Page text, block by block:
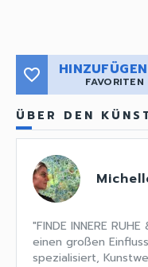
favorite_border FAVORITEN
ÜBER DEN
"FINDE INNERE
einen großen
spezialisiert,